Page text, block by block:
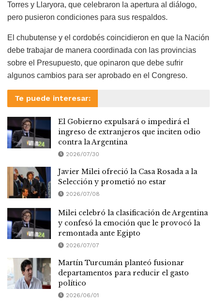
Torres y Llaryora, que celebraron la apertura al diálogo,
pero pusieron condiciones para sus respaldos.
El chubutense y el cordobés coincidieron en que la Nación
debe trabajar de manera coordinada con las provincias
sobre el Presupuesto, que opinaron que debe sufrir
algunos cambios para ser aprobado en el Congreso.
Te puede interesar:
El Gobierno expulsará o impedirá el
ingreso de extranjeros que inciten odio
contra la Argentina
2026/07/30
Javier Milei ofreció la Casa Rosada a la
Selección y prometió no estar
2026/07/08
Milei celebró la clasificación de Argentina
y confesó la emoción que le provocó la
remontada ante Egipto
2026/07/07
Martín Turcumán planteó fusionar
departamentos para reducir el gasto
político
2026/06/01